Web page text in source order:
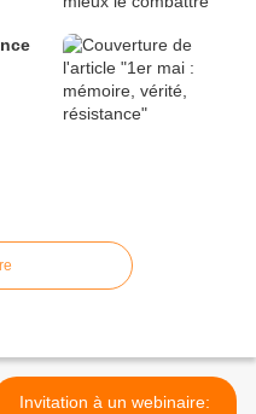
Invitation à un webinaire: